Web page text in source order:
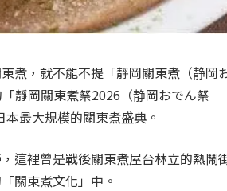
煮，就不能不提「靜岡關東煮（静岡
靜岡關東煮祭2026（静岡おでん祭
最大規模的關東煮盛典。
這裡曾是戰後關東煮屋台林立的熱鬧
關東煮文化」中。